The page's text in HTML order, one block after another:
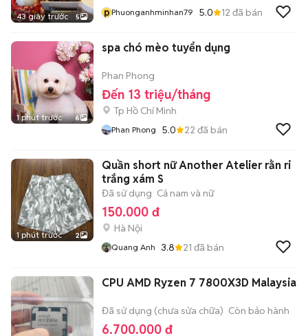
43 giây trước 5
pPhuonganhminhan79 5.0 12 đã bán
1 phút trước 6
spa chó mèo tuyển dụng
Phan Phong
Đến 13 triệu/tháng
Tp Hồ Chí Minh
Phan Phong 5.0 22 đã bán
1 phút trước 2
Quần short nữ Another Atelier rằn ri
trắng xám S
Đã sử dụng Cả nam và nữ
150.000 đ
Hà Nội
Quang Anh 3.8 21 đã bán
CPU AMD Ryzen 7 7800X3D Malaysia
Đã sử dụng (chưa sửa chữa) Còn bảo hành
6.700.000 đ